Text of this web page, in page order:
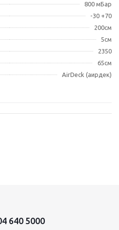
800 мБар
-30 +70
200см
5см
2350
65см
AirDeck (аирдек)
640 5000